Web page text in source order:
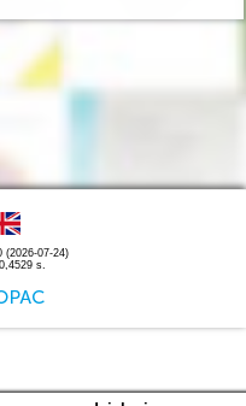
(2026-07-24)
s.